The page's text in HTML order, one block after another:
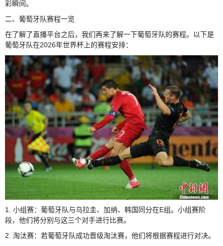
彩瞬间。
二、葡萄牙队赛程一览
在了解了直播平台之后，我们再来了解一下葡萄牙队的赛程。以下是
葡萄牙队在2026年世界杯上的赛程安排：
1. 小组赛：葡萄牙队与乌拉圭、加纳、韩国同分在E组。小组赛阶
段，他们将分别与这三个对手进行比赛。
2. 淘汰赛：若葡萄牙队成功晋级淘汰赛，他们将根据赛程进行对决。